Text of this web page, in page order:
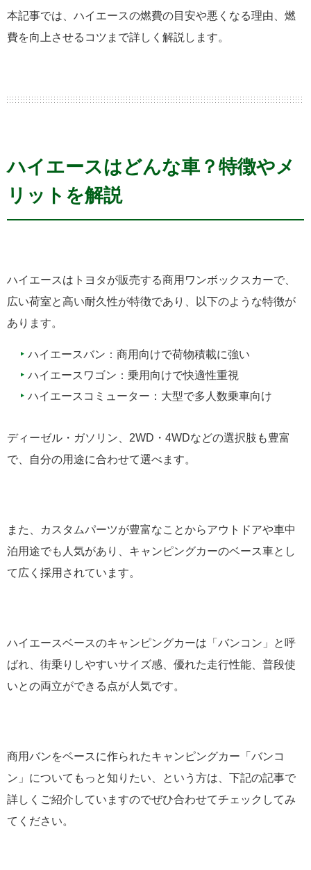
本記事では、ハイエースの燃費の目安や悪くなる理由、燃
費を向上させるコツまで詳しく解説します。
ハイエースはどんな車？特徴やメ
リットを解説
ハイエースはトヨタが販売する商用ワンボックスカーで、
広い荷室と高い耐久性が特徴であり、以下のような特徴が
あります。
ハイエースバン：商用向けで荷物積載に強い
ハイエースワゴン：乗用向けで快適性重視
ハイエースコミューター：大型で多人数乗車向け
ディーゼル・ガソリン、2WD・4WDなどの選択肢も豊富
で、自分の用途に合わせて選べます。
また、カスタムパーツが豊富なことからアウトドアや車中
泊用途でも人気があり、キャンピングカーのベース車とし
て広く採用されています。
ハイエースベースのキャンピングカーは「バンコン」と呼
ばれ、街乗りしやすいサイズ感、優れた走行性能、普段使
いとの両立ができる点が人気です。
商用バンをベースに作られたキャンピングカー「バンコ
ン」についてもっと知りたい、という方は、下記の記事で
詳しくご紹介していますのでぜひ合わせてチェックしてみ
てください。